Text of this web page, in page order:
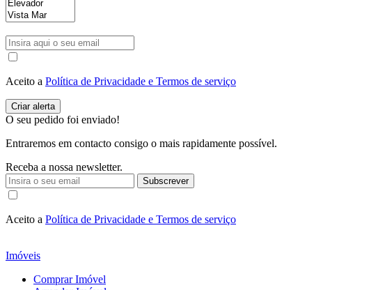
Aceito a Política de Privacidade e Termos de serviço
O seu pedido foi enviado!
Entraremos em contacto consigo o mais rapidamente possível.
Receba a nossa newsletter.
Subscrever
Aceito a Política de Privacidade e Termos de serviço
Imóveis
Comprar Imóvel